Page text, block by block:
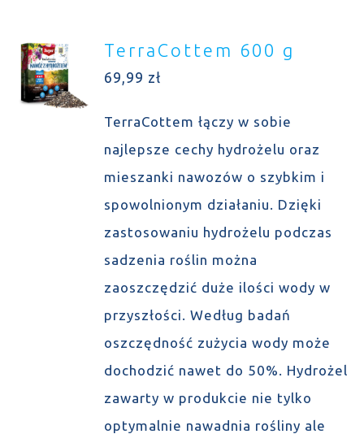
TerraCottem 600 g
69,99 zł
TerraCottem łączy w sobie
najlepsze cechy hydrożelu oraz
mieszanki nawozów o szybkim i
spowolnionym działaniu. Dzięki
zastosowaniu hydrożelu podczas
sadzenia roślin można
zaoszczędzić duże ilości wody w
przyszłości. Według badań
oszczędność zużycia wody może
dochodzić nawet do 50%. Hydrożel
zawarty w produkcie nie tylko
optymalnie nawadnia rośliny ale